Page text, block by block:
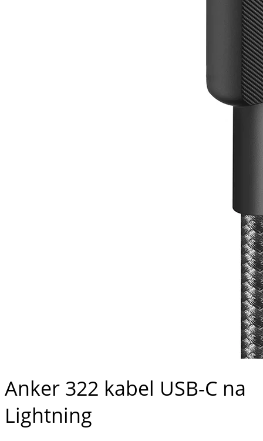
Anker 322 kabel USB-C na
Lightning